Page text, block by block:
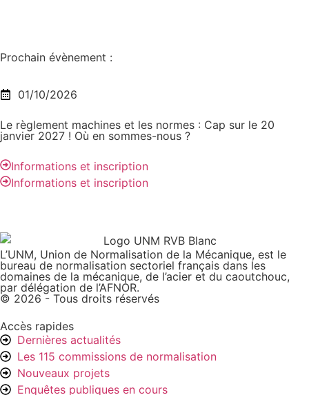
Prochain évènement :
01/10/2026
Le règlement machines et les normes : Cap sur le 20
janvier 2027 ! Où en sommes-nous ?
Informations et inscription
Informations et inscription
L’UNM, Union de Normalisation de la Mécanique, est le
bureau de normalisation sectoriel français dans les
domaines de la mécanique, de l’acier et du caoutchouc,
par délégation de l’AFNOR.
© 2026 - Tous droits réservés
Accès rapides
Dernières actualités
Les 115 commissions de normalisation
Nouveaux projets
Enquêtes publiques en cours